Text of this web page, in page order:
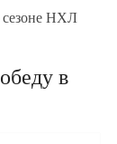
сезоне НХЛ
в